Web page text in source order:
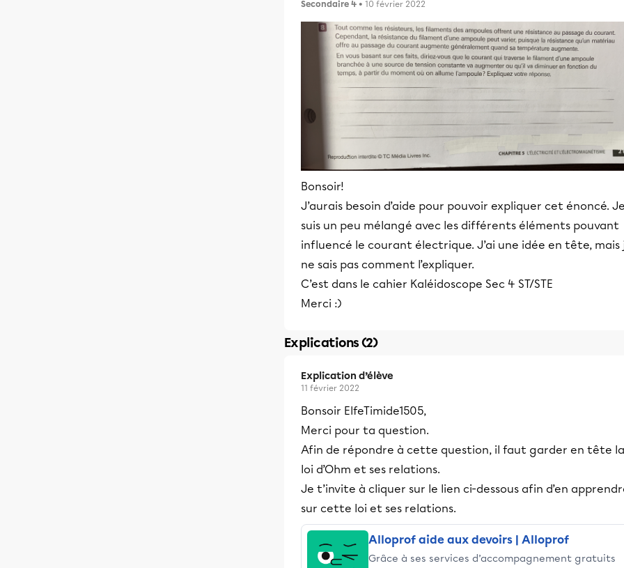
Secondaire 4 • 10 février 2022
Bonsoir!
J’aurais besoin d’aide pour pouvoir expliquer cet énoncé.
suis un peu mélangé avec les différents éléments pouvant
influencé le courant électrique. J’ai une idée en tête, mais
ne sais pas comment l’expliquer.
C’est dans le cahier Kaléidoscope Sec 4 ST/STE
Merci :)
Explications (2)
Explication d’élève
11 février 2022
Bonsoir ElfeTimide1505,
Merci pour ta question.
Afin de répondre à cette question, il faut garder en tête la
loi d’Ohm et ses relations.
Je t’invite à cliquer sur le lien ci-dessous afin d’en
sur cette loi et ses relations.
Alloprof aide aux devoirs | Alloprof
Grâce à ses services d’accompagnement gratuits